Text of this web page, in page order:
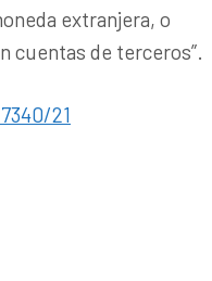
extranjera, o
cuentas de terceros”.
21